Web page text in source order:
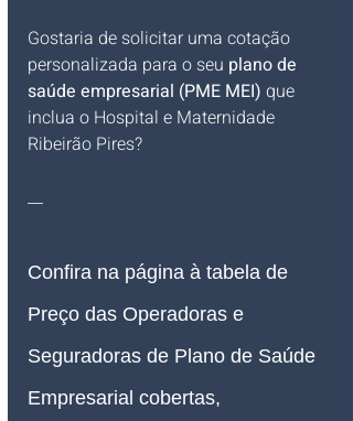
Gostaria de solicitar uma cotação
personalizada para o seu plano de
saúde empresarial (PME MEI) que
inclua o Hospital e Maternidade
Ribeirão Pires?
__
Confira na página à tabela de
Preço das Operadoras e
Seguradoras de Plano de Saúde
Empresarial cobertas,